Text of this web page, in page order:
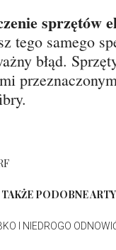
sprzętów
tego samego
błąd.
PODOBNE
I NIEDROGO